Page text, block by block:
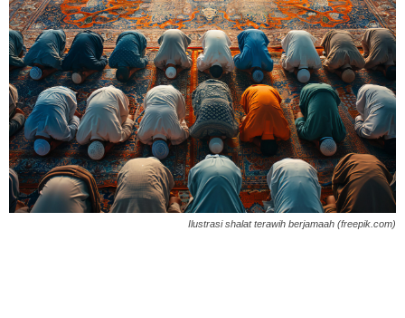
Ilustrasi shalat terawih berjamaah (freepik.com)